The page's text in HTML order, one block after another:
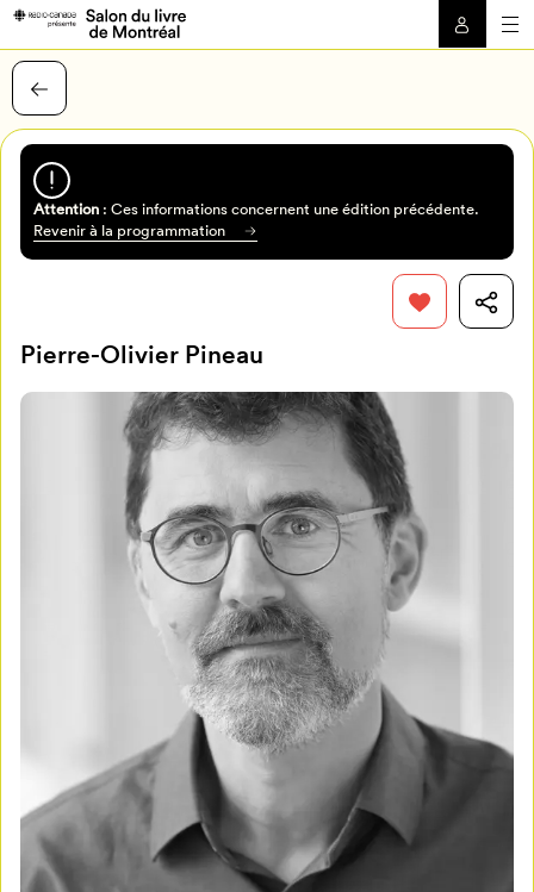
Programmation
Attention: Ces informations concernent une édition précédente.
Revenir à la programmation
Pierre-Olivier Pineau
Pour enregistrer vos favoris,
connectez-vous ou créez votre profil
Mon Salon